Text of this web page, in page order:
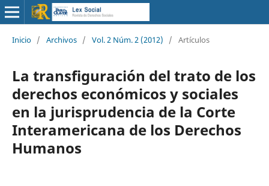
Inicio / Archivos / Vol. 2 Núm. 2 (2012) / Artículos
La transfiguración del trato de los
derechos económicos y sociales
en la jurisprudencia de la Corte
Interamericana de los Derechos
Humanos